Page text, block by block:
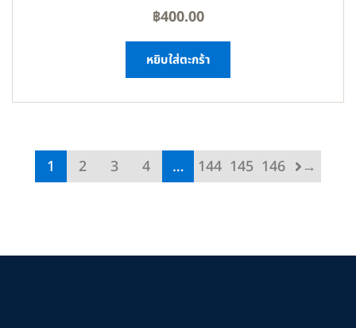
฿400.00
หยิบใส่ตะกร้า
1 2 3 4 … 144 145 146 →